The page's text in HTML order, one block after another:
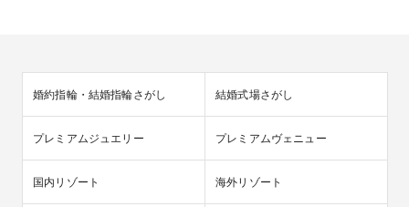
婚約指輪・結婚指輪さがし 結婚式場さがし
プレミアムジュエリー プレミアムヴェニュー
国内リゾート 海外リゾート